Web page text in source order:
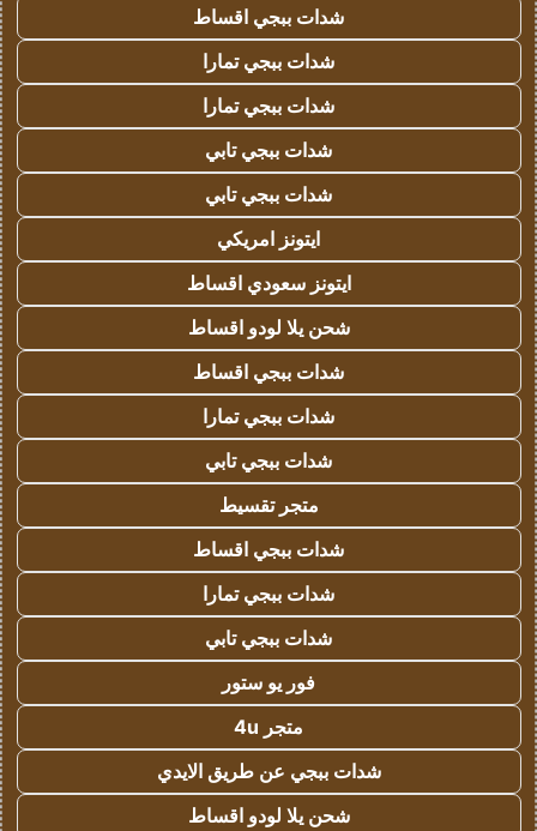
شدات ببجي اقساط
شدات ببجي تمارا
شدات ببجي تمارا
شدات ببجي تابي
شدات ببجي تابي
ايتونز امريكي
ايتونز سعودي اقساط
شحن يلا لودو اقساط
شدات ببجي اقساط
شدات ببجي تمارا
شدات ببجي تابي
متجر تقسيط
شدات ببجي اقساط
شدات ببجي تمارا
شدات ببجي تابي
فور يو ستور
متجر 4u
شدات ببجي عن طريق الايدي
شحن يلا لودو اقساط